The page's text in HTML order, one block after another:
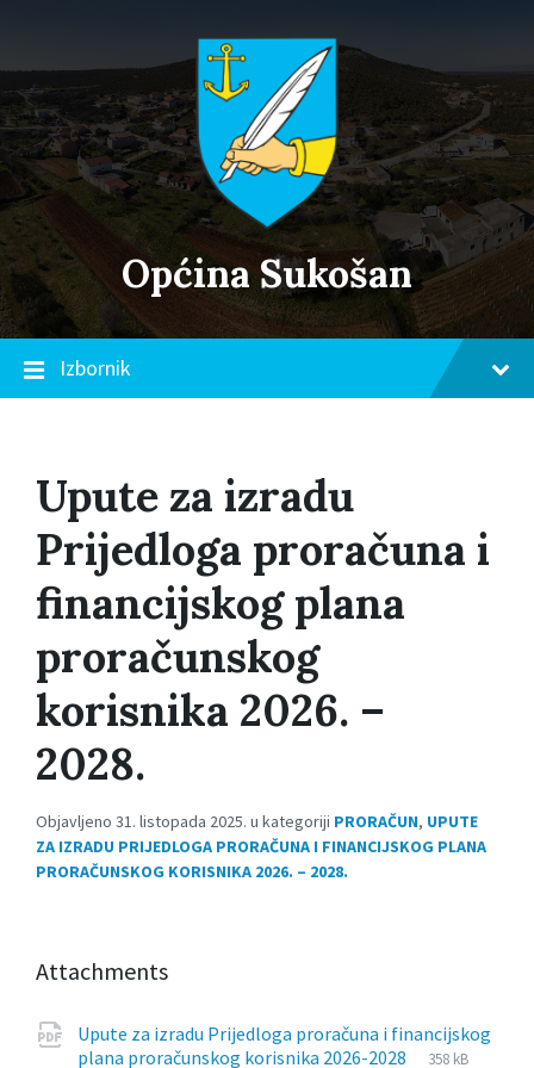
navigation
Općina Sukošan
Izbornik
Upute za izradu
Prijedloga proračuna i
financijskog plana
proračunskog
korisnika 2026. –
2028.
Objavljeno 31. listopada 2025. u kategoriji PRORAČUN, UPUTE
ZA IZRADU PRIJEDLOGA PRORAČUNA I FINANCIJSKOG PLANA
PRORAČUNSKOG KORISNIKA 2026. – 2028.
Attachments
Upute za izradu Prijedloga proračuna i financijskog
plana proračunskog korisnika 2026-2028
File
pdf
File
358 kB